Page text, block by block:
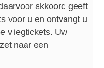
akkoord geeft
voor u en ontvangt u
vliegtickets. Uw
naar een